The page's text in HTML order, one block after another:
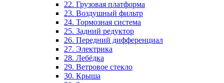
22. Грузовая платформа
23. Воздушный фильтр
24. Тормозная система
25. Задний редуктор
26. Передний дифференциал
27. Электрика
28. Лебёдка
29. Ветровое стекло
30. Крыша